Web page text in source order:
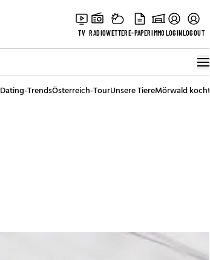
TV RADIOWETTERE-PAPERIMMOLOGINLOGOUT
Dating-TrendsÖsterreich-TourUnsere TiereMörwald kocht